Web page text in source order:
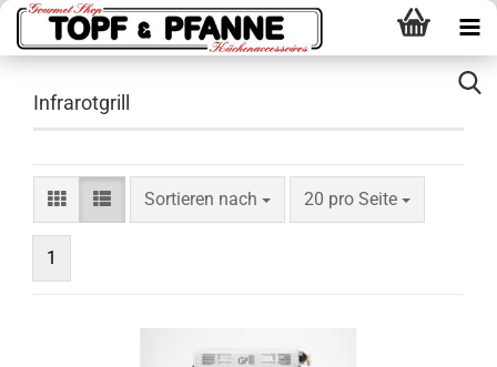
Infrarotgrill
Sortieren nach
Sortieren nach 20 pro Seite
pro Seite
1